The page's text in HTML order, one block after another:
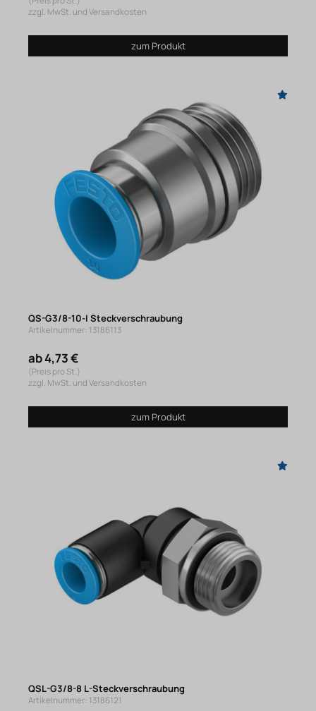
zzgl. MwSt. und Versandkosten
zum Produkt
QS-G3/8-10-I Steckverschraubung
Artikelnummer: 13186113
ab 4,73 €
(Preis pro St.)
zzgl. MwSt. und Versandkosten
zum Produkt
QSL-G3/8-8 L-Steckverschraubung
Artikelnummer: 13186121